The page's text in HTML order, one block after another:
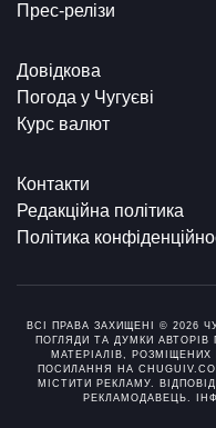
Прес-релізи
Довідкова
Погода у Чугуєві
Курс валют
Контакти
Редакційна політика
Політика
ВСІ ПРАВА ЗАХИЩЕНІ © 2026
ПОГЛЯДИ ТА ДУМКИ АВТОРІВ
МАТЕРІАЛІВ,
ПОСИЛАННЯ НА
МІСТИТИ РЕКЛАМУ.
РЕКЛАМОДАВЕЦЬ.